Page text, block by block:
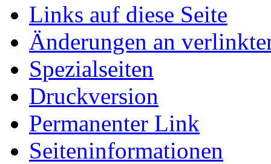
Links auf diese Seite
Änderungen an
Spezialseiten
Druckversion
Permanenter Link
Seiten­informationen